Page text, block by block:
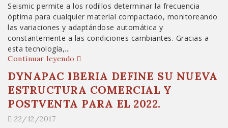
Seismic permite a los rodillos determinar la frecuencia
óptima para cualquier material compactado, monitoreando
las variaciones y adaptándose automática y
constantemente a las condiciones cambiantes. Gracias a
esta tecnología,...
Continuar leyendo
DYNAPAC IBERIA DEFINE SU NUEVA
ESTRUCTURA COMERCIAL Y
POSTVENTA PARA EL 2022.
22/12/2017